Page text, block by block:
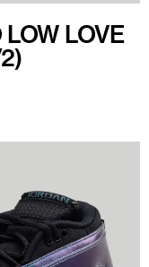
LOW LOVE